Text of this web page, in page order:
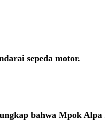
sepeda motor.
bahwa Mpok Alpa